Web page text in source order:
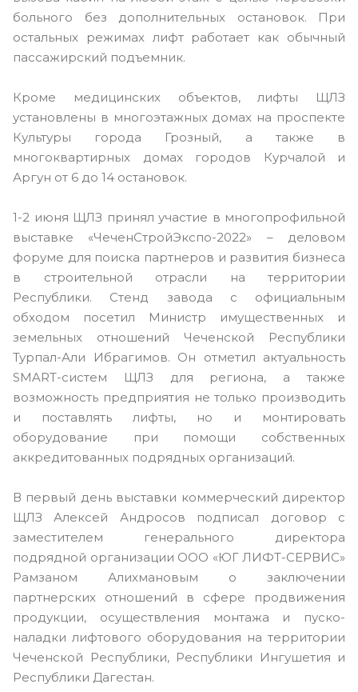
больного без дополнительных остановок. При
остальных режимах лифт работает как обычный
пассажирский подъемник.
Кроме медицинских объектов, лифты ЩЛЗ
установлены в многоэтажных домах на проспекте
Культуры города Грозный, а также в
многоквартирных домах городов Курчалой и
Аргун от 6 до 14 остановок.
1-2 июня ЩЛЗ принял участие в многопрофильной
выставке «ЧеченСтройЭкспо-2022» – деловом
форуме для поиска партнеров и развития бизнеса
в строительной отрасли на территории
Республики. Стенд завода с официальным
обходом посетил Министр имущественных и
земельных отношений Чеченской Республики
Турпал-Али Ибрагимов. Он отметил актуальность
SMART-систем ЩЛЗ для региона, а также
возможность предприятия не только производить
и поставлять лифты, но и монтировать
оборудование при помощи собственных
аккредитованных подрядных организаций.
В первый день выставки коммерческий директор
ЩЛЗ Алексей Андросов подписал договор с
заместителем генерального директора
подрядной организации ООО «ЮГ ЛИФТ-СЕРВИС»
Рамзаном Алихмановым о заключении
партнерских отношений в сфере продвижения
продукции, осуществления монтажа и пуско-
наладки лифтового оборудования на территории
Чеченской Республики, Республики Ингушетия и
Республики Дагестан.